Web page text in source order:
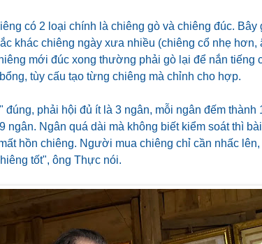
có 2 loại chính là chiêng gò và chiêng đúc.
khác chiêng ngày xưa nhiều (chiêng cổ nhẹ hơn,
mới đúc xong thường phải gò lại để nắn tiếng
tùy cấu tạo từng chiêng mà chỉnh cho hợp.
đúng, phải hội đủ ít là 3 ngân, mỗi ngân đếm thành
ngân. Ngân quá dài mà không biết kiểm soát thì
hồn chiêng. Người mua chiêng chỉ cần nhấc lên,
tốt", ông Thực nói.